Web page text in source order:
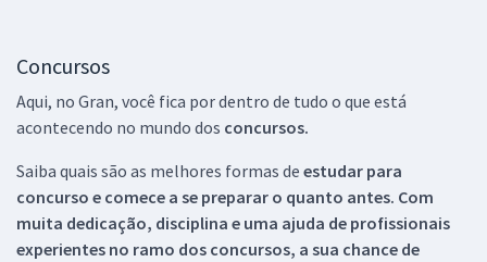
Concursos
Aqui, no Gran, você fica por dentro de tudo o que está
acontecendo no mundo dos concursos.
Saiba quais são as melhores formas de estudar para
concurso e comece a se preparar o quanto antes. Com
muita dedicação, disciplina e uma ajuda de profissionais
experientes no ramo dos concursos, a sua chance de